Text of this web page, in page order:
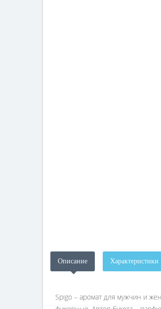
Описание Характеристики
Spigo – аромат для мужчин и